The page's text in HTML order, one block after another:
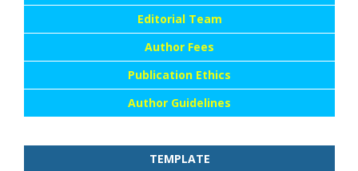
Editorial Team
Author Fees
Publication Ethics
Author Guidelines
TEMPLATE